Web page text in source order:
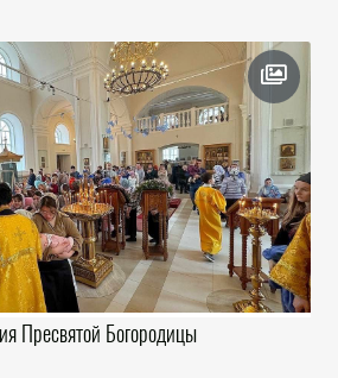
Пресвятой Богородицы